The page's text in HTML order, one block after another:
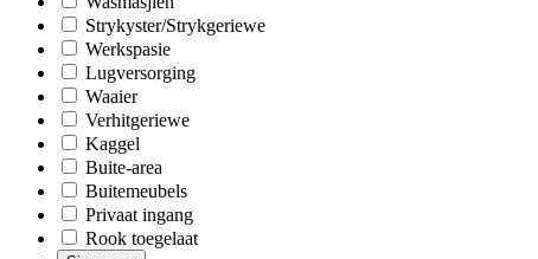
Strykyster/Strykgeriewe
Werkspasie
Lugversorging
Waaier
Verhitgeriewe
Kaggel
Buite-area
Buitemeubels
Privaat ingang
Rook toegelaat